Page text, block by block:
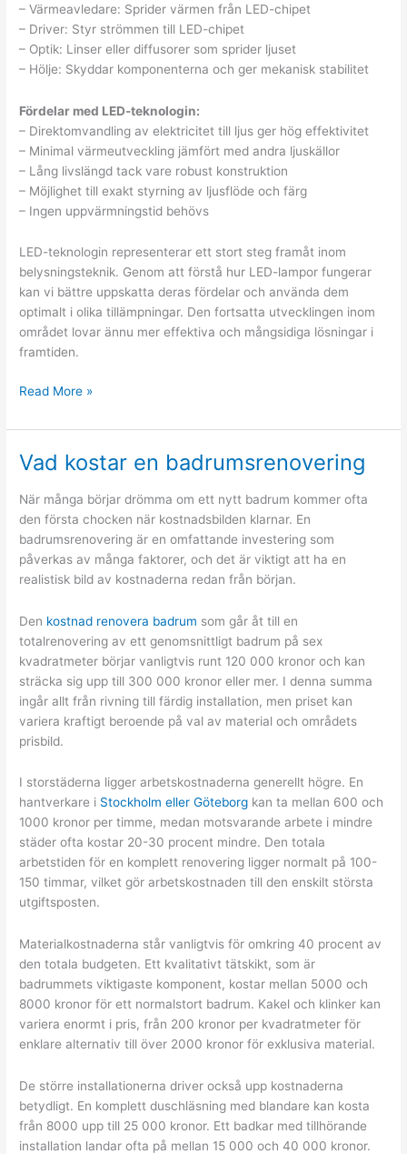
– Värmeavledare: Sprider värmen från LED-chipet
– Driver: Styr strömmen till LED-chipet
– Optik: Linser eller diffusorer som sprider ljuset
– Hölje: Skyddar komponenterna och ger mekanisk stabilitet
Fördelar med LED-teknologin:
– Direktomvandling av elektricitet till ljus ger hög effektivitet
– Minimal värmeutveckling jämfört med andra ljuskällor
– Lång livslängd tack vare robust konstruktion
– Möjlighet till exakt styrning av ljusflöde och färg
– Ingen uppvärmningstid behövs
LED-teknologin representerar ett stort steg framåt inom
belysningsteknik. Genom att förstå hur LED-lampor fungerar
kan vi bättre uppskatta deras fördelar och använda dem
optimalt i olika tillämpningar. Den fortsatta utvecklingen inom
området lovar ännu mer effektiva och mångsidiga lösningar i
framtiden.
LED-
funktion
Read More »
Vad kostar en badrumsrenovering
När många börjar drömma om ett nytt badrum kommer ofta
den första chocken när kostnadsbilden klarnar. En
badrumsrenovering är en omfattande investering som
påverkas av många faktorer, och det är viktigt att ha en
realistisk bild av kostnaderna redan från början.
Den kostnad renovera badrum som går åt till en
totalrenovering av ett genomsnittligt badrum på sex
kvadratmeter börjar vanligtvis runt 120 000 kronor och kan
sträcka sig upp till 300 000 kronor eller mer. I denna summa
ingår allt från rivning till färdig installation, men priset kan
variera kraftigt beroende på val av material och områdets
prisbild.
I storstäderna ligger arbetskostnaderna generellt högre. En
hantverkare i Stockholm eller Göteborg kan ta mellan 600 och
1000 kronor per timme, medan motsvarande arbete i mindre
städer ofta kostar 20-30 procent mindre. Den totala
arbetstiden för en komplett renovering ligger normalt på 100-
150 timmar, vilket gör arbetskostnaden till den enskilt största
utgiftsposten.
Materialkostnaderna står vanligtvis för omkring 40 procent av
den totala budgeten. Ett kvalitativt tätskikt, som är
badrummets viktigaste komponent, kostar mellan 5000 och
8000 kronor för ett normalstort badrum. Kakel och klinker kan
variera enormt i pris, från 200 kronor per kvadratmeter för
enklare alternativ till över 2000 kronor för exklusiva material.
De större installationerna driver också upp kostnaderna
betydligt. En komplett duschläsning med blandare kan kosta
från 8000 upp till 25 000 kronor. Ett badkar med tillhörande
installation landar ofta på mellan 15 000 och 40 000 kronor.